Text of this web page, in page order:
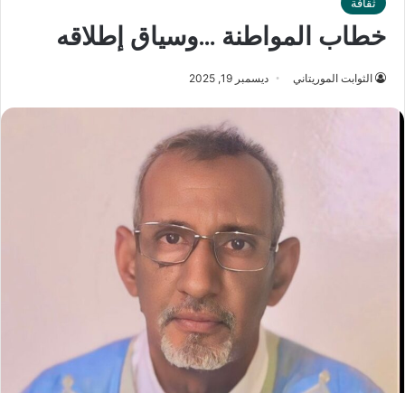
خطاب المواطنة …وسياق إطلاقه
الثوابت الموريتاني ديسمبر 19, 2025